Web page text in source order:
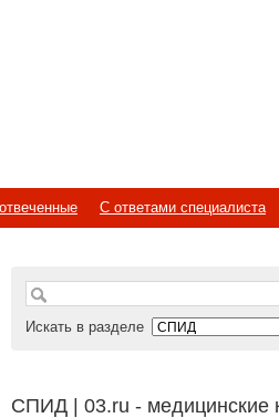
С ответами специалиста
Искать в разделе
СПИД | 03.ru - медицинские